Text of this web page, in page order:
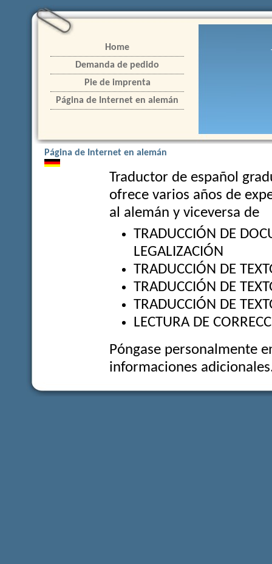
Home
Demanda de pedido
Pie de imprenta
Página de Internet en alemán
Página de Internet en alemán
Traductor de español
ofrece varios años de
al alemán y viceversa de
TRADUCCIÓN DE
LEGALIZACIÓN
TRADUCCIÓN DE
TRADUCCIÓN DE
TRADUCCIÓN DE
LECTURA DE
Póngase personalmente
informaciones